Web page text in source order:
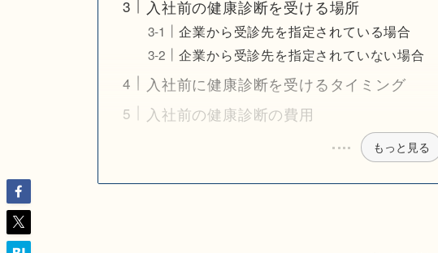
入社前の健康診断を受ける場所
企業から受診先を指定されている場合
企業から受診先を指定されていない場合
入社前に健康診断を受けるタイミング
入社前の健康診断の費用
もっと見る